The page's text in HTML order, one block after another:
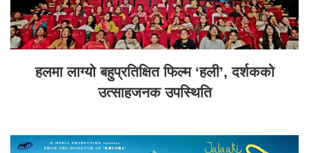
हलमा लाग्यो बहुप्रतिक्षित फिल्म ‘हली’, दर्शकको
उत्साहजनक उपस्थिति